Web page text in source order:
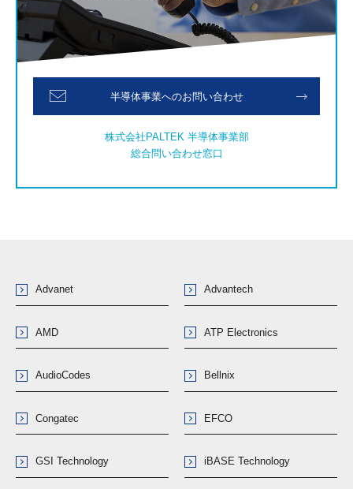
半導体事業へのお問い合わせ
株式会社PALTEK 半導体事業部
総合問い合わせ窓口
Advanet Advantech
AMD ATP Electronics
AudioCodes Bellnix
Congatec EFCO
GSI Technology iBASE Technology